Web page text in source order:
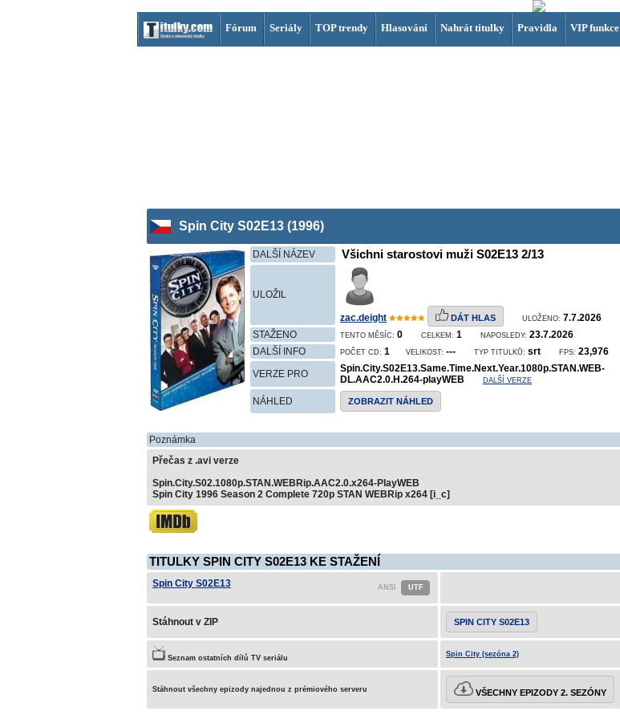
Fórum Seriály TOP trendy Hlasování Nahrát titulky Pravidla VIP funkce
Spin City S02E13 (1996)
DALŠÍ NÁZEV Všichni starostovi muži S02E13 2/13
ULOŽIL
zac.deight DÁT HLAS ULOŽENO: 7.7.2026
STAŽENO
TENTO MĚSÍC: 0 CELKEM: 1 NAPOSLEDY: 23.7.2026
DALŠÍ INFO
POČET CD: 1 VELIKOST: --- TYP TITULKŮ: srt FPS: 23,976
VERZE PRO
Spin.City.S02E13.Same.Time.Next.Year.1080p.STAN.WEB-
DL.AAC2.0.H.264-playWEB
DALŠÍ VERZE
NÁHLED ZOBRAZIT NÁHLED
Poznámka
Přečas z .avi verze
Spin.City.S02.1080p.STAN.WEBRip.AAC2.0.x264-PlayWEB
Spin City 1996 Season 2 Complete 720p STAN WEBRip x264 [i_c]
TITULKY SPIN CITY S02E13 KE STAŽENÍ
Spin City S02E13
Stáhnout v ZIP SPIN CITY S02E13
Seznam ostatních dílů TV seriálu Spin City (sezóna 2)
Stáhnout všechny epizody najednou z prémiového serveru VŠECHNY EPIZODY 2. SEZÓNY